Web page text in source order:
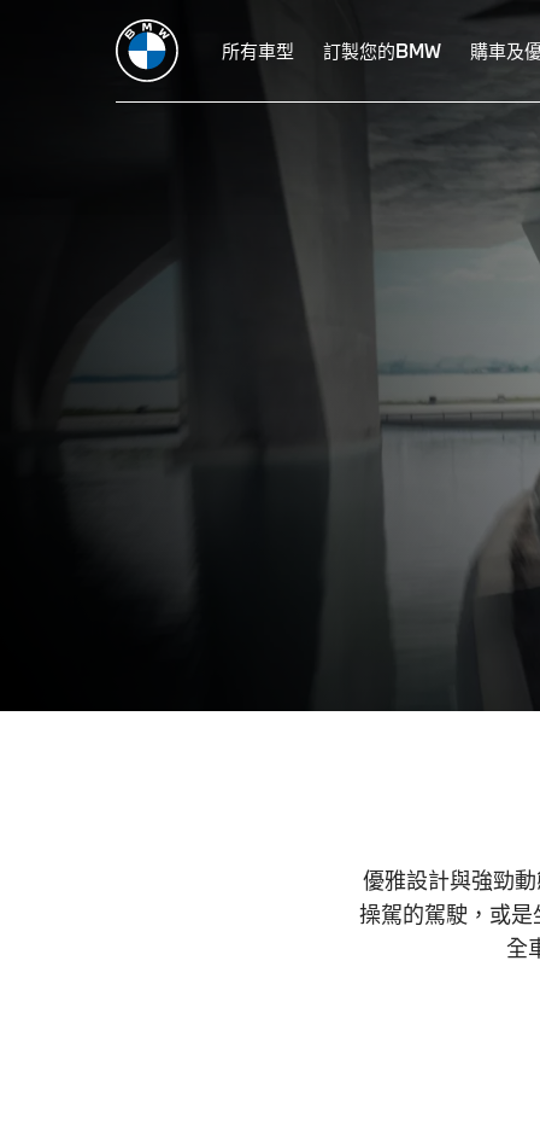
所有車型 訂製您的BMW 購車及
THE NEW
7
設計 動態駕馭表現 創新科技 購車禮遇 BMW
優雅設計與強勁
操駕的駕駛，或
全